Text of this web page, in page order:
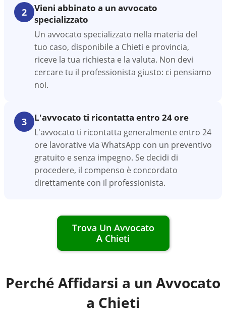
2
Vieni abbinato a un avvocato
specializzato
Un avvocato specializzato nella materia del
tuo caso, disponibile a Chieti e provincia,
riceve la tua richiesta e la valuta. Non devi
cercare tu il professionista giusto: ci pensiamo
noi.
3 L'avvocato ti ricontatta entro 24 ore
L'avvocato ti ricontatta generalmente entro 24
ore lavorative via WhatsApp con un preventivo
gratuito e senza impegno. Se decidi di
procedere, il compenso è concordato
direttamente con il professionista.
Trova Un Avvocato
A Chieti
Perché Affidarsi a un Avvocato
a Chieti